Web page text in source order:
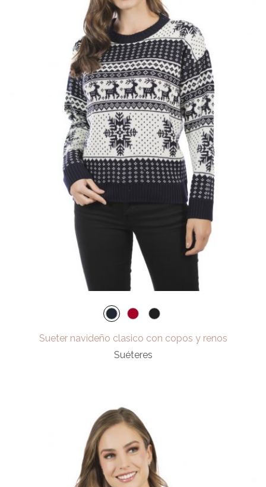
Sueter navideño clasico con copos y renos
Suéteres